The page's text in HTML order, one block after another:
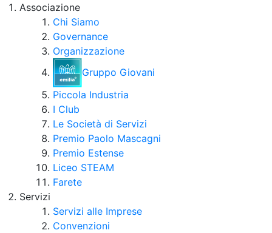
Associazione
Chi Siamo
Governance
Organizzazione
Gruppo Giovani
Piccola Industria
I Club
Le Società di Servizi
Premio Paolo Mascagni
Premio Estense
Liceo STEAM
Farete
Servizi
Servizi alle Imprese
Convenzioni